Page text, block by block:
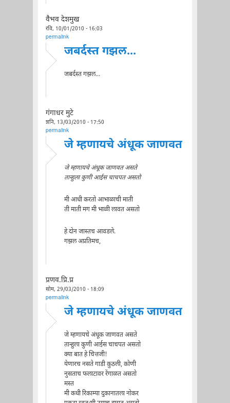
वैभव देशमुख
रवि, 10/01/2010 - 16:03
permalink
जबर्दस्त गझल...
जबर्दस्त गझल...
गंगाधर मुटे
शनि, 13/03/2010 - 17:50
permalink
जे म्हणायचे अंधूक जाणवत
जे म्हणायचे अंधूक जाणवत असते
तान्हुला कुणी आईस चाचपत असतो
मी आधी करतो आभाळाची माती
ती माती मग मी भाळी लावत असतो
हे दोन जास्तच आवडले.
गझल अप्रतिमच,
प्रणव.प्रि.प्र
सोम, 29/03/2010 - 18:09
permalink
जे म्हणायचे अंधूक जाणवत
जे म्हणायचे अंधूक जाणवत असते
तान्हुला कुणी आईस चाचपत असतो
क्या बात हे चित्तजी!
येणारच नसते गाडी कुठली, कोणी
नुसताच फलाटावर रेंगाळत असतो
मस्त
मी कधी रिकाम्या दुकानातला नोकर